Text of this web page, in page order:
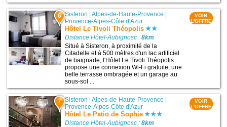
6 Sisteron |Alpes-de-Haute-Provence |
Provence-Alpes-Côte d'Azur
Hôtel Le Tivoli Théopolis
Distance Hôtel-Aubignosc :8km
Situé à Sisteron, à proximité de la
Citadelle et à 500 mètres d'un lac artificiel
de baignade, l'Hôtel Le Tivoli Théopolis
propose une connexion Wi-Fi gratuite, une
belle terrasse ombragée et un garage au
sous-sol ...
VOIR
L'OFFRE
7 Sisteron |Alpes-de-Haute-Provence
Provence-Alpes-Côte d'Azur
Hôtel Le Patio de Sophie
Distance Hôtel-Aubignosc :8km
VOIR
L'OFFRE